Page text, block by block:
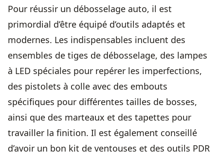
Pour réussir un débosselage auto, il est
primordial d’être équipé d’outils adaptés et
modernes. Les indispensables incluent des
ensembles de tiges de débosselage, des lampes
à LED spéciales pour repérer les imperfections,
des pistolets à colle avec des embouts
spécifiques pour différentes tailles de bosses,
ainsi que des marteaux et des tapettes pour
travailler la finition. Il est également conseillé
d’avoir un bon kit de ventouses et des outils PDR